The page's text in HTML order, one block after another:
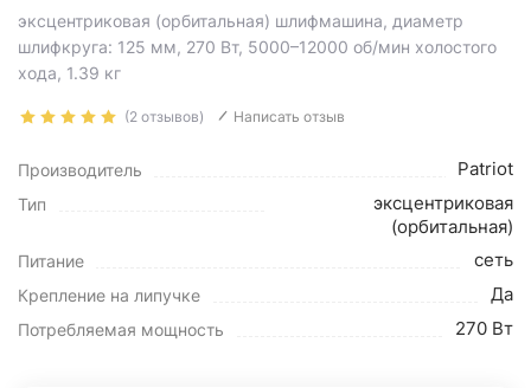
эксцентриковая (орбитальная) шлифмашина, диаметр
шлифкруга: 125 мм, 270 Вт, 5000–12000 об/мин холостого
хода, 1.39 кг
(2 отзывов) Написать отзыв
Производитель Patriot
Тип
эксцентриковая
(орбитальная)
Питание сеть
Крепление на липучке Да
Потребляемая мощность 270 Вт